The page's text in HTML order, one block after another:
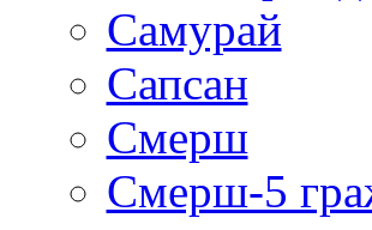
Самурай
Сапсан
Смерш
Смерш-5